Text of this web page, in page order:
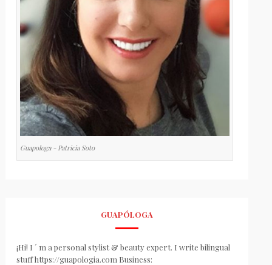
Guapologa - Patricia Soto
GUAPÓLOGA
¡Hi! I ´ m a personal stylist & beauty expert. I write bilingual
stuff https://guapologia.com Business: